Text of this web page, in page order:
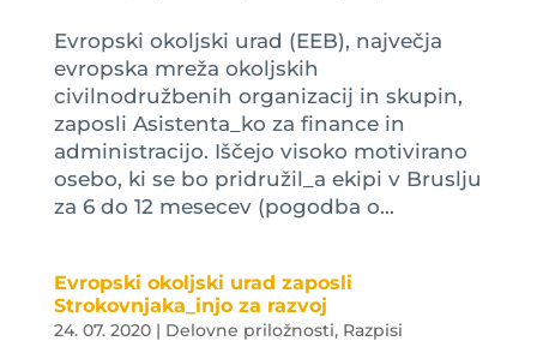
Evropski okoljski urad (EEB), največja
evropska mreža okoljskih
civilnodružbenih organizacij in skupin,
zaposli Asistenta_ko za finance in
administracijo. Iščejo visoko motivirano
osebo, ki se bo pridružil_a ekipi v Bruslju
za 6 do 12 mesecev (pogodba o...
Evropski okoljski urad zaposli
Strokovnjaka_injo za razvoj
24. 07. 2020| Delovne priložnosti, Razpisi